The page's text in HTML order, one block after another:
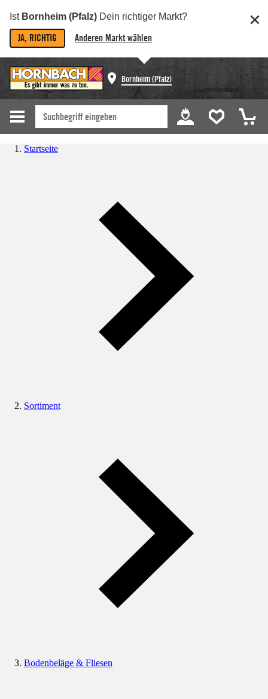
Ist Bornheim (Pfalz) Dein richtiger Markt?
JA, RICHTIG Anderen Markt wählen
Bornheim (Pfalz)
Startseite
Sortiment
Bodenbeläge & Fliesen